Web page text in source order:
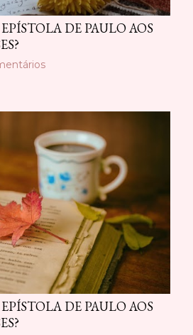
DE PAULO AOS
DE PAULO AOS